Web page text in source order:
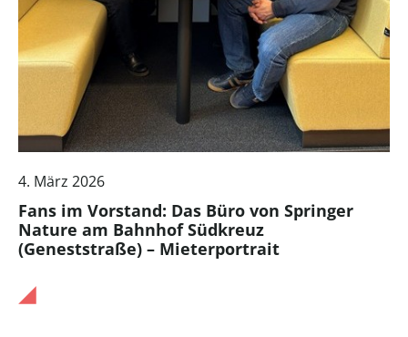
4. März 2026
Fans im Vorstand: Das Büro von Springer
Nature am Bahnhof Südkreuz
(Geneststraße) – Mieterportrait